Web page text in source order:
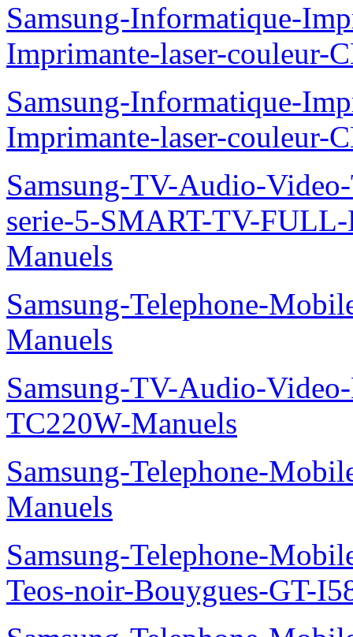
Samsung-Informatique-
Imprimante-laser-couleur-
Samsung-Informatique-
Imprimante-laser-couleur-
Samsung-TV-Audio-
serie-5-SMART-TV-
Manuels
Samsung-Telephone-
Manuels
Samsung-TV-Audio-
TC220W-Manuels
Samsung-Telephone-
Manuels
Samsung-Telephone-
Teos-noir-Bouygues-GT-